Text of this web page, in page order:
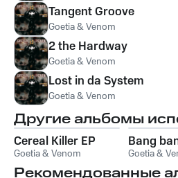
Tangent Groove
Goetia & Venom
2 the Hardway
Goetia & Venom
Lost in da System
Goetia & Venom
Другие альбомы
Cereal Killer EP
Goetia & Venom
Bang
Goetia &
Рекомендованные